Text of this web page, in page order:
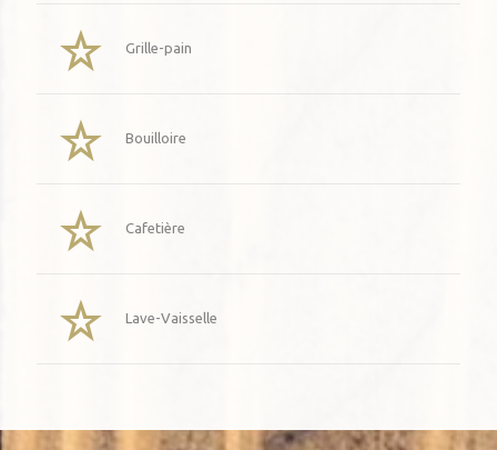
Grille-pain
Bouilloire
Cafetière
Lave-Vaisselle